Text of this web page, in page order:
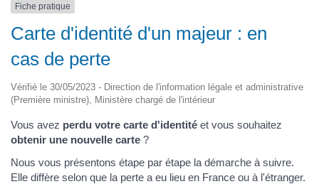
Fiche pratique
Carte d'identité d'un majeur : en
cas de perte
Vérifié le 30/05/2023 - Direction de l'information légale et administrative
(Première ministre), Ministère chargé de l'intérieur
Vous avez perdu votre carte d'identité et vous souhaitez
obtenir une nouvelle carte ?
Nous vous présentons étape par étape la démarche à suivre.
Elle diffère selon que la perte a eu lieu en France ou à l'étranger.